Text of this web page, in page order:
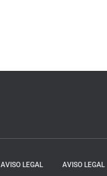
AVISO LEGAL AVISO LEGAL